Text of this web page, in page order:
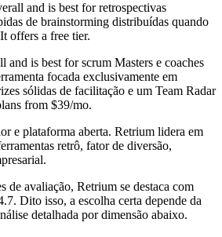
and is best for retrospectivas
de brainstorming distribuídas quando
offers a free tier.
and is best for scrum Masters e coaches
focada exclusivamente em
sólidas de facilitação e um Team Radar
from $39/mo.
e plataforma aberta. Retrium lidera em
retrô, fator de diversão,
de avaliação, Retrium se destaca com
Dito isso, a escolha certa depende da
detalhada por dimensão abaixo.